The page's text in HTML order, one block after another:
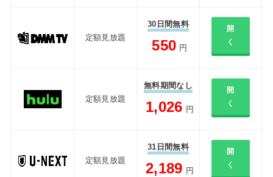
定額見放題
30日間無料
550 円
開
く
定額見放題
無料期間なし
1,026 円
開
く
定額見放題
31日間無料
2,189 円
開
く